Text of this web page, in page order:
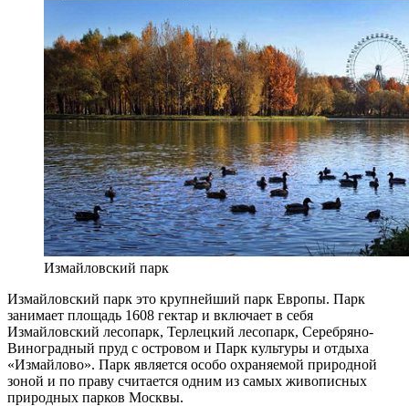
Измайловский парк
Измайловский парк это крупнейший парк Европы. Парк
занимает площадь 1608 гектар и включает в себя
Измайловский лесопарк, Терлецкий лесопарк, Серебряно-
Виноградный пруд с островом и Парк культуры и отдыха
«Измайлово». Парк является особо охраняемой природной
зоной и по праву считается одним из самых живописных
природных парков Москвы.